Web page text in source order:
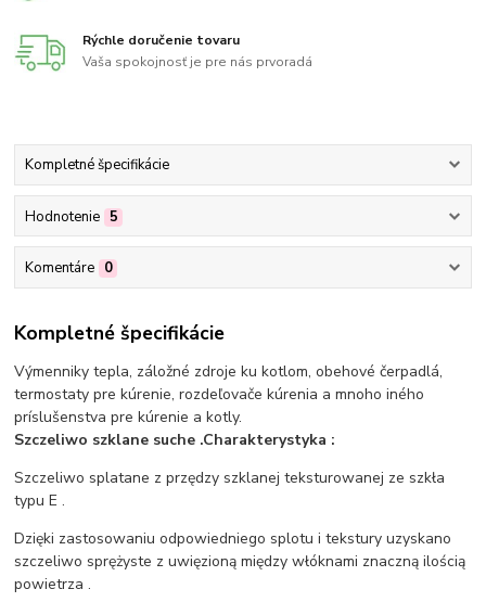
Rýchle doručenie tovaru
Vaša spokojnosť je pre nás prvoradá
Kompletné špecifikácie
Hodnotenie 5
Komentáre 0
Kompletné špecifikácie
Výmenniky tepla, záložné zdroje ku kotlom, obehové čerpadlá,
termostaty pre kúrenie, rozdeľovače kúrenia a mnoho iného
príslušenstva pre kúrenie a kotly.
Szczeliwo szklane suche .Charakterystyka :
Szczeliwo splatane z przędzy szklanej teksturowanej ze szkła
typu E .
Dzięki zastosowaniu odpowiedniego splotu i tekstury uzyskano
szczeliwo sprężyste z uwięzioną między włóknami znaczną ilością
powietrza .